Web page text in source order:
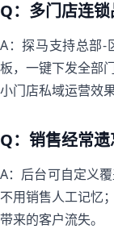
Q：多门店连
A：探马支持总部-
板，一键下发全部
小门店私域运营效
Q：销售经常
A：后台可自定义
不用销售人工记忆
带来的客户流失。